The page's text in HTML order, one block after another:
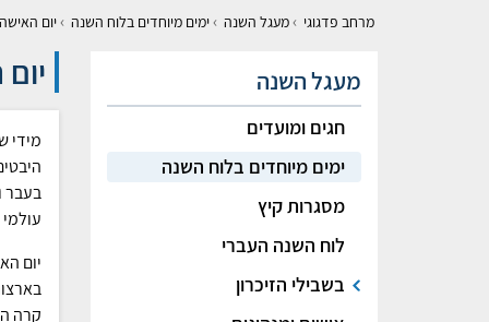
מרחב פדגוגי ›מעגל השנה ›ימים מיוחדים בלוח השנה ›יום האישה
יום
מידי
בעבר
יום
קרה
מעגל השנה
חגים ומועדים
ימים מיוחדים בלוח השנה
מסגרות קיץ
לוח השנה העברי
בשבילי הזיכרון